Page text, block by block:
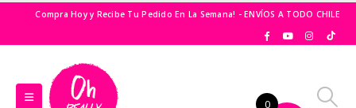
Compra Hoy y Recibe Tu Pedido En La Semana! - ENVÍOS A TODO CHILE
0